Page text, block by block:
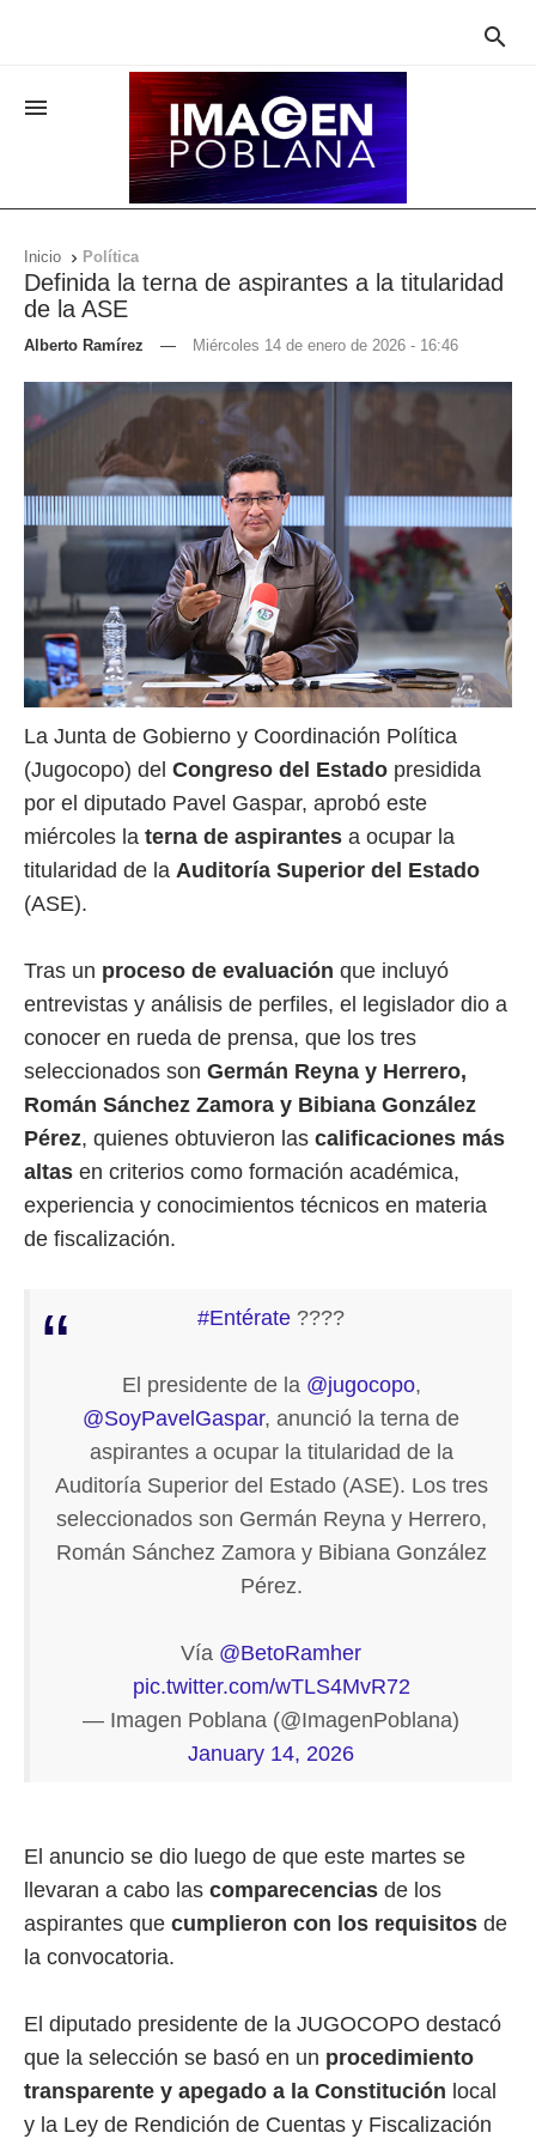


Inicio  Política
Definida la terna de aspirantes a la titularidad
de la ASE
Alberto Ramírez — Miércoles 14 de enero de 2026 - 16:46
La Junta de Gobierno y Coordinación Política
(Jugocopo) del Congreso del Estado presidida
por el diputado Pavel Gaspar, aprobó este
miércoles la terna de aspirantes a ocupar la
titularidad de la Auditoría Superior del Estado
(ASE).
Tras un proceso de evaluación que incluyó
entrevistas y análisis de perfiles, el legislador dio a
conocer en rueda de prensa, que los tres
seleccionados son Germán Reyna y Herrero,
Román Sánchez Zamora y Bibiana González
Pérez, quienes obtuvieron las calificaciones más
altas en criterios como formación académica,
experiencia y conocimientos técnicos en materia
de fiscalización.
#Entérate ????
El presidente de la @jugocopo,
@SoyPavelGaspar, anunció la terna de
aspirantes a ocupar la titularidad de la
Auditoría Superior del Estado (ASE). Los tres
seleccionados son Germán Reyna y Herrero,
Román Sánchez Zamora y Bibiana González
Pérez.
Vía @BetoRamher
pic.twitter.com/wTLS4MvR72
— Imagen Poblana (@ImagenPoblana)
January 14, 2026
El anuncio se dio luego de que este martes se
llevaran a cabo las comparecencias de los
aspirantes que cumplieron con los requisitos de
la convocatoria.
El diputado presidente de la JUGOCOPO destacó
que la selección se basó en un procedimiento
transparente y apegado a la Constitución local
y la Ley de Rendición de Cuentas y Fiscalización